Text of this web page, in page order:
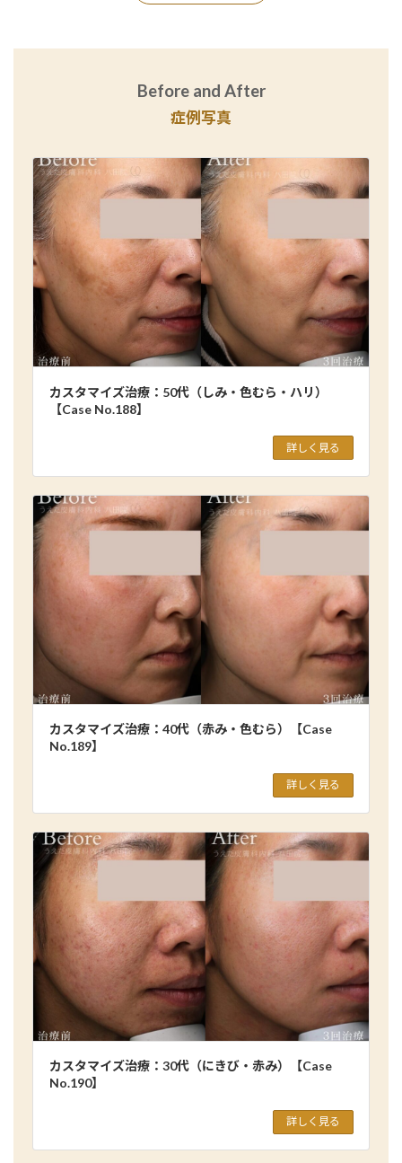
Before and After
症例写真
カスタマイズ治療：50代（しみ・色むら・ハリ）
【Case No.188】
詳しく見る
カスタマイズ治療：40代（赤み・色むら）【Case
No.189】
詳しく見る
カスタマイズ治療：30代（にきび・赤み）【Case
No.190】
詳しく見る